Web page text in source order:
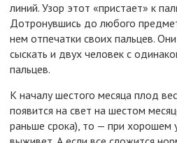
линий. Узор этот «пристает» к
Дотронувшись до любого
нем отпечатки своих пальцев.
сыскать и двух человек с
пальцев.
К началу шестого месяца плод
появится на свет на шестом
раньше срока), то — при хорошем